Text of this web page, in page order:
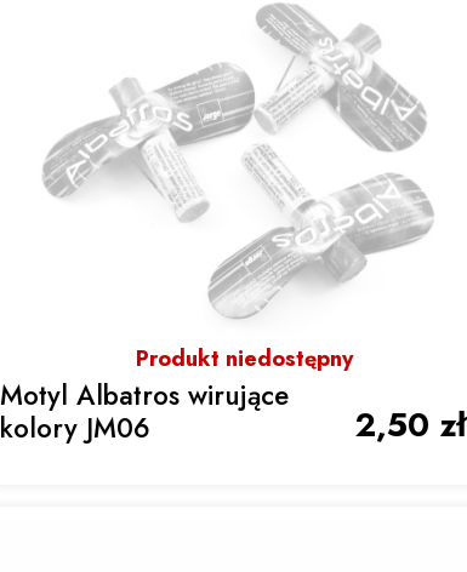
Produkt niedostępny
Motyl Albatros wirujące
kolory JM06
2,50 zł